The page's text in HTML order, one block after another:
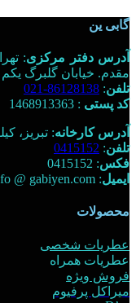
گابی ین
آدرس دفتر مرکزی:
مقدم. خیابان گلبرگ یکم
تلفن:
86128138-021
کد پستی : 1468913363
آدرس کارخانه: تبریز، کیلومتر 20
تلفن:
0415152
فکس: 0415152
ایمیل: info @ gabiyen.com
محصولات
عطریات شخصی
عطریات همراه
فروش ویژه
میراکل پرفیوم